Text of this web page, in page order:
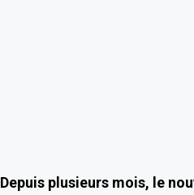
Depuis plusieurs mois, le